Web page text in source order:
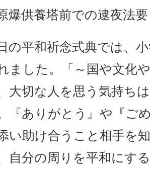
爆供養塔前での逮夜法
の平和祈念式典では、
ました。「～国や文化
大切な人を思う気持ち
『ありがとう』や『ご
い助け合うこと相手を
自分の周りを平和にす